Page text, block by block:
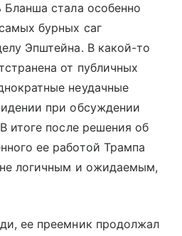
Бланша стала особенно
бурных саг
Эпштейна. В какой-то
от публичных
неудачные
при обсуждении
итоге после решения об
ее работой Трампа
логичным и ожидаемым,
ее преемник продолжал